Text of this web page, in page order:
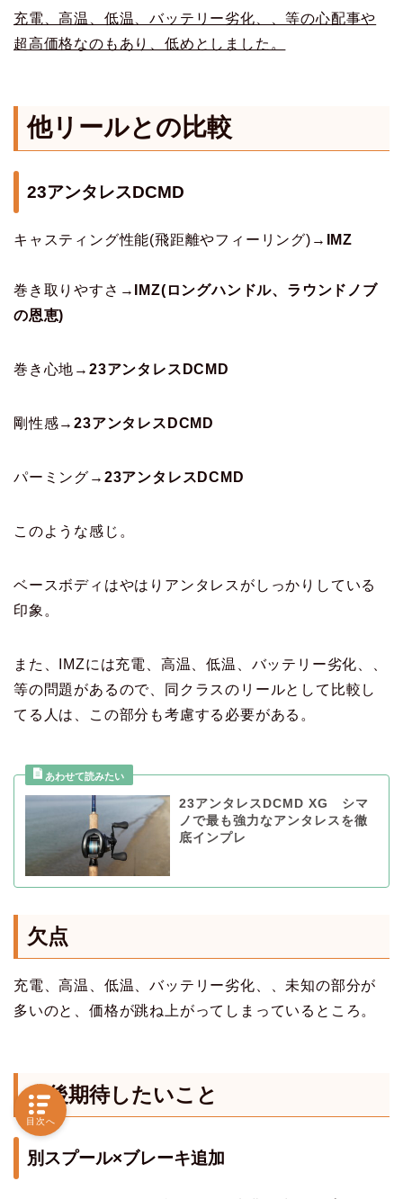
充電、高温、低温、バッテリー劣化、、等の心配事や
超高価格なのもあり、低めとしました。
他リールとの比較
23アンタレスDCMD
キャスティング性能(飛距離やフィーリング)→ IMZ
巻き取りやすさ→
IMZ(ロングハンドル、ラウンドノブ
の恩恵)
巻き心地→ 23アンタレスDCMD
剛性感→23アンタレスDCMD
パーミング→ 23アンタレスDCMD
このような感じ。
ベースボディはやはりアンタレスがしっかりしている
印象。
また、IMZには充電、高温、低温、バッテリー劣化、、
等の問題があるので、同クラスのリールとして比較し
てる人は、この部分も考慮する必要がある。
23アンタレスDCMD XG シマ
ノで最も強力なアンタレスを徹
底インプレ
欠点
充電、高温、低温、バッテリー劣化、、未知の部分が
多いのと、価格が跳ね上がってしまっているところ。
今後期待したいこと
別スプール×ブレーキ追加
目次へ